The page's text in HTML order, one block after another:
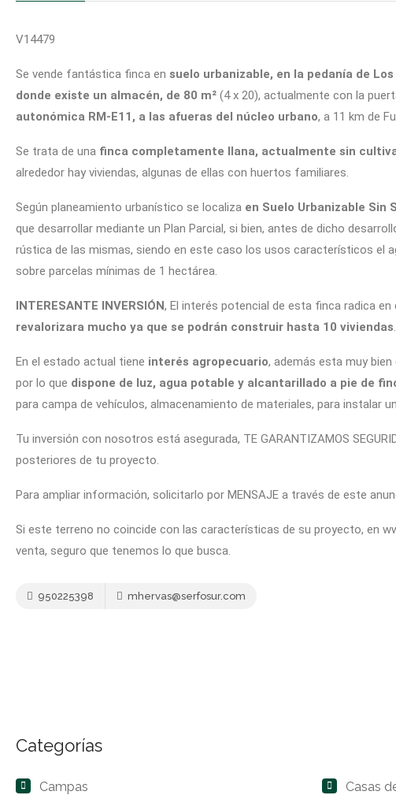
V14479
Se vende fantástica finca en suelo urbanizable, en la pedanía de
donde existe un almacén, de 80 m² (4 x 20), actualmente con la
autonómica RM-E11, a las afueras del núcleo urbano, a 11 km de
Se trata de una finca completamente llana, actualmente sin
alrededor hay viviendas, algunas de ellas con huertos familiares.
Según planeamiento urbanístico se localiza en Suelo Urbanizable Sin
que desarrollar mediante un Plan Parcial, si bien, antes de dicho
rústica de las mismas, siendo en este caso los usos característicos el
sobre parcelas mínimas de 1 hectárea.
INTERESANTE INVERSIÓN, El interés potencial de esta finca radica en
revalorizara mucho ya que se podrán construir hasta 10 viviendas.
En el estado actual tiene interés agropecuario, además esta muy
por lo que dispone de luz, agua potable y alcantarillado a pie de
para campa de vehículos, almacenamiento de materiales, para instalar
Tu inversión con nosotros está asegurada, TE GARANTIZAMOS
posteriores de tu proyecto.
Para ampliar información, solicitarlo por MENSAJE a través de este
Si este terreno no coincide con las características de su proyecto, en
venta, seguro que tenemos lo que busca.
950225398 mhervas@serfosur.com
Categorías
Campas Casas